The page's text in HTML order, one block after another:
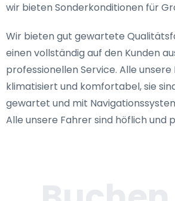
wir bieten Sonderkonditionen für
Wir bieten gut gewartete
einen vollständig auf den Kunden
professionellen Service. Alle unsere
klimatisiert und komfortabel, sie
gewartet und mit
Alle unsere Fahrer sind höflich und